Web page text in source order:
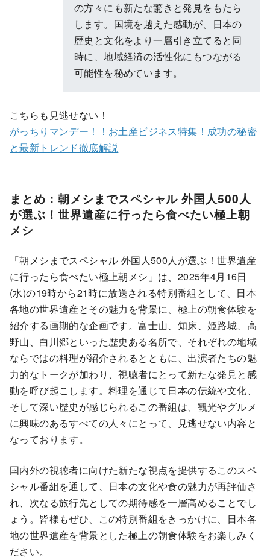
の方々にも新たな驚きと発見をもたら
します。国境を越えた感動が、日本の
歴史と文化をより一層引き立てると同
時に、地域経済の活性化にもつながる
可能性を秘めています。
こちらも見逃せない！
がっちりマンデー！！お土産ビジネス特集！成功の秘密
と最新トレンド徹底解説
まとめ：朝メシまでスペシャル 外国人500人
が選ぶ！世界遺産に行ったら食べたい極上朝
メシ
「朝メシまでスペシャル 外国人500人が選ぶ！世界遺産
に行ったら食べたい極上朝メシ」は、2025年4月16日
(水)の19時から21時に放送される特別番組として、日本
各地の世界遺産とその魅力を背景に、極上の朝食体験を
紹介する画期的な企画です。富士山、知床、姫路城、高
野山、白川郷といった歴史ある名所で、それぞれの地域
ならではの料理が紹介されるとともに、出演者たちの魅
力的なトークが加わり、視聴者にとって新たな発見と感
動を呼び起こします。料理を通じて日本の伝統や文化、
そして深い歴史が感じられるこの番組は、観光やグルメ
に興味のあるすべての人々にとって、見逃せない内容と
なっております。
国内外の視聴者に向けた新たな視点を提供するこのスペ
シャル番組を通して、日本の文化や食の魅力が再評価さ
れ、次なる旅行先としての期待感を一層高めることでし
ょう。皆様もぜひ、この特別番組をきっかけに、日本各
地の世界遺産を背景とした極上の朝食体験をお楽しみく
ださい。